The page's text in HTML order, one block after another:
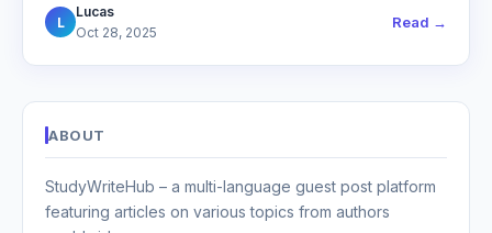
L
Lucas
Oct 28, 2025
Read →
ABOUT
StudyWriteHub – a multi-language guest post platform
featuring articles on various topics from authors